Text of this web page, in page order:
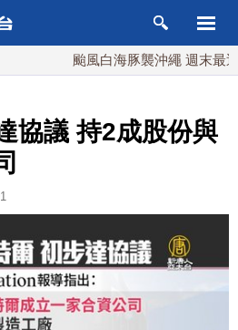
颱風白海豚襲沖繩 週末最近台灣
協議 持2成股份與